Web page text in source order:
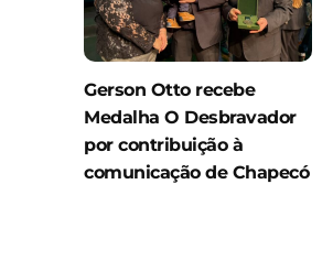
Gerson Otto recebe
Medalha O Desbravador
por contribuição à
comunicação de Chapecó